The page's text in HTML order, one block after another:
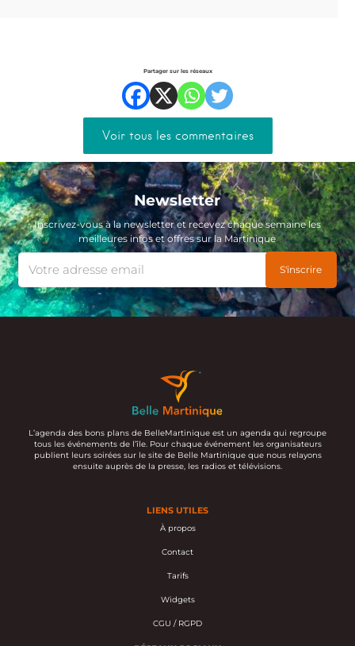
Partager sur les réseaux
Voir tous les commentaires
Newsletter
Inscrivez-vous à la newsletter et recevez chaque semaine les
meilleures infos et offres sur la Martinique
L’agenda des bons plans de BelleMartinique est un agenda qui regroupe
tous les événements de l’île. Pour chaque événement les organisateurs
publient leurs soirées sur le site de Belle Martinique que nous relayons
ensuite auprès de la presse, les radios et télévisions.
LIENS UTILES
À propos
Contact
Tarifs
Widgets
CGU / RGPD